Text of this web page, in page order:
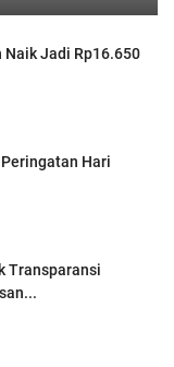
Naik Jadi Rp16.650
Hari
Transparansi